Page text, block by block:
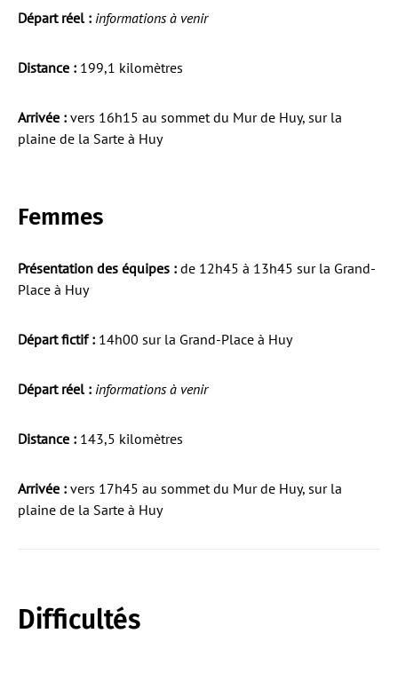
Départ réel : informations à venir
Distance : 199,1 kilomètres
Arrivée : vers 16h15 au sommet du Mur de Huy, sur la
plaine de la Sarte à Huy
Femmes
Présentation des équipes : de 12h45 à 13h45 sur la Grand-
Place à Huy
Départ fictif : 14h00 sur la Grand-Place à Huy
Départ réel : informations à venir
Distance : 143,5 kilomètres
Arrivée : vers 17h45 au sommet du Mur de Huy, sur la
plaine de la Sarte à Huy
Difficultés